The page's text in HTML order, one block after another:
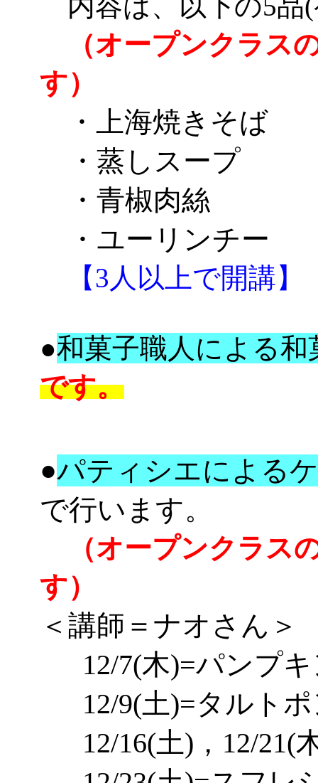
（オープンクラス
す）
・上海焼きそば
・蒸しスープ
・青椒肉絲
・ユーリンチー
【3人以上で開講】
●和菓子職人による和
です。
●パティシエによる
で行います。
（オープンクラス
す）
＜講師＝ナオさん＞
12/7(木)=パンプ
12/9(土)=タルト
12/16(土)， 12/21(